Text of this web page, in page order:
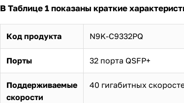
В Таблице 1 показаны краткие
Код продукта N9K-C9332PQ
Порты 32 порта QSFP+
Поддерживаемые
скорости
40 гигабитных